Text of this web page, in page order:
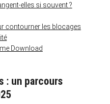
elles si souvent ?
contourner les blocages
Download
: un parcours